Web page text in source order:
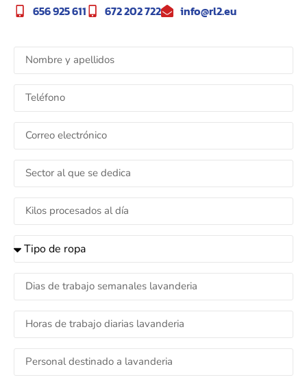
656 925 611 672 202 722 info@rl2.eu